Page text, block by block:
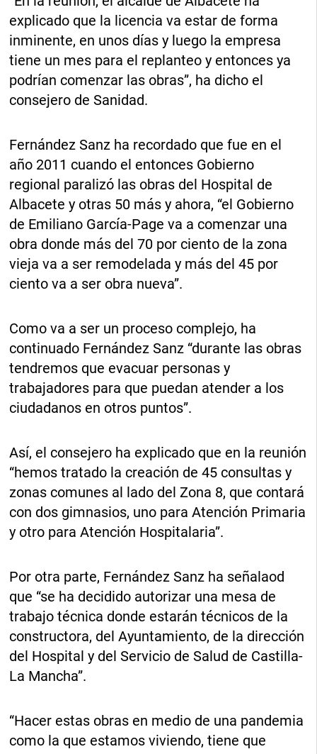
explicado que la licencia va estar de forma
inminente, en unos días y luego la empresa
tiene un mes para el replanteo y entonces ya
podrían comenzar las obras”, ha dicho el
consejero de Sanidad.
Fernández Sanz ha recordado que fue en el
año 2011 cuando el entonces Gobierno
regional paralizó las obras del Hospital de
Albacete y otras 50 más y ahora, “el Gobierno
de Emiliano García-Page va a comenzar una
obra donde más del 70 por ciento de la zona
vieja va a ser remodelada y más del 45 por
ciento va a ser obra nueva”.
Como va a ser un proceso complejo, ha
continuado Fernández Sanz “durante las obras
tendremos que evacuar personas y
trabajadores para que puedan atender a los
ciudadanos en otros puntos”.
Así, el consejero ha explicado que en la reunión
“hemos tratado la creación de 45 consultas y
zonas comunes al lado del Zona 8, que contará
con dos gimnasios, uno para Atención Primaria
y otro para Atención Hospitalaria”.
Por otra parte, Fernández Sanz ha señalaod
que “se ha decidido autorizar una mesa de
trabajo técnica donde estarán técnicos de la
constructora, del Ayuntamiento, de la dirección
del Hospital y del Servicio de Salud de Castilla-
La Mancha”.
“Hacer estas obras en medio de una pandemia
como la que estamos viviendo, tiene que